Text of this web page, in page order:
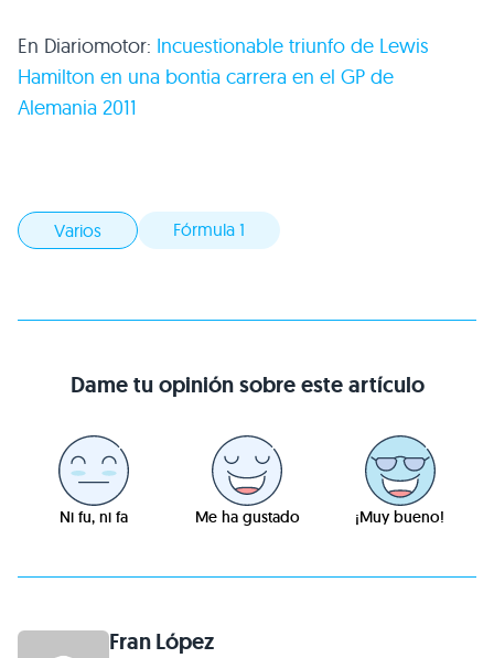
En Diariomotor: Incuestionable triunfo de Lewis
Hamilton en una bontia carrera en el GP de
Alemania 2011
Varios Fórmula 1
Dame tu opinión sobre este artículo
Ni fu, ni fa Me ha gustado ¡Muy bueno!
Fran López